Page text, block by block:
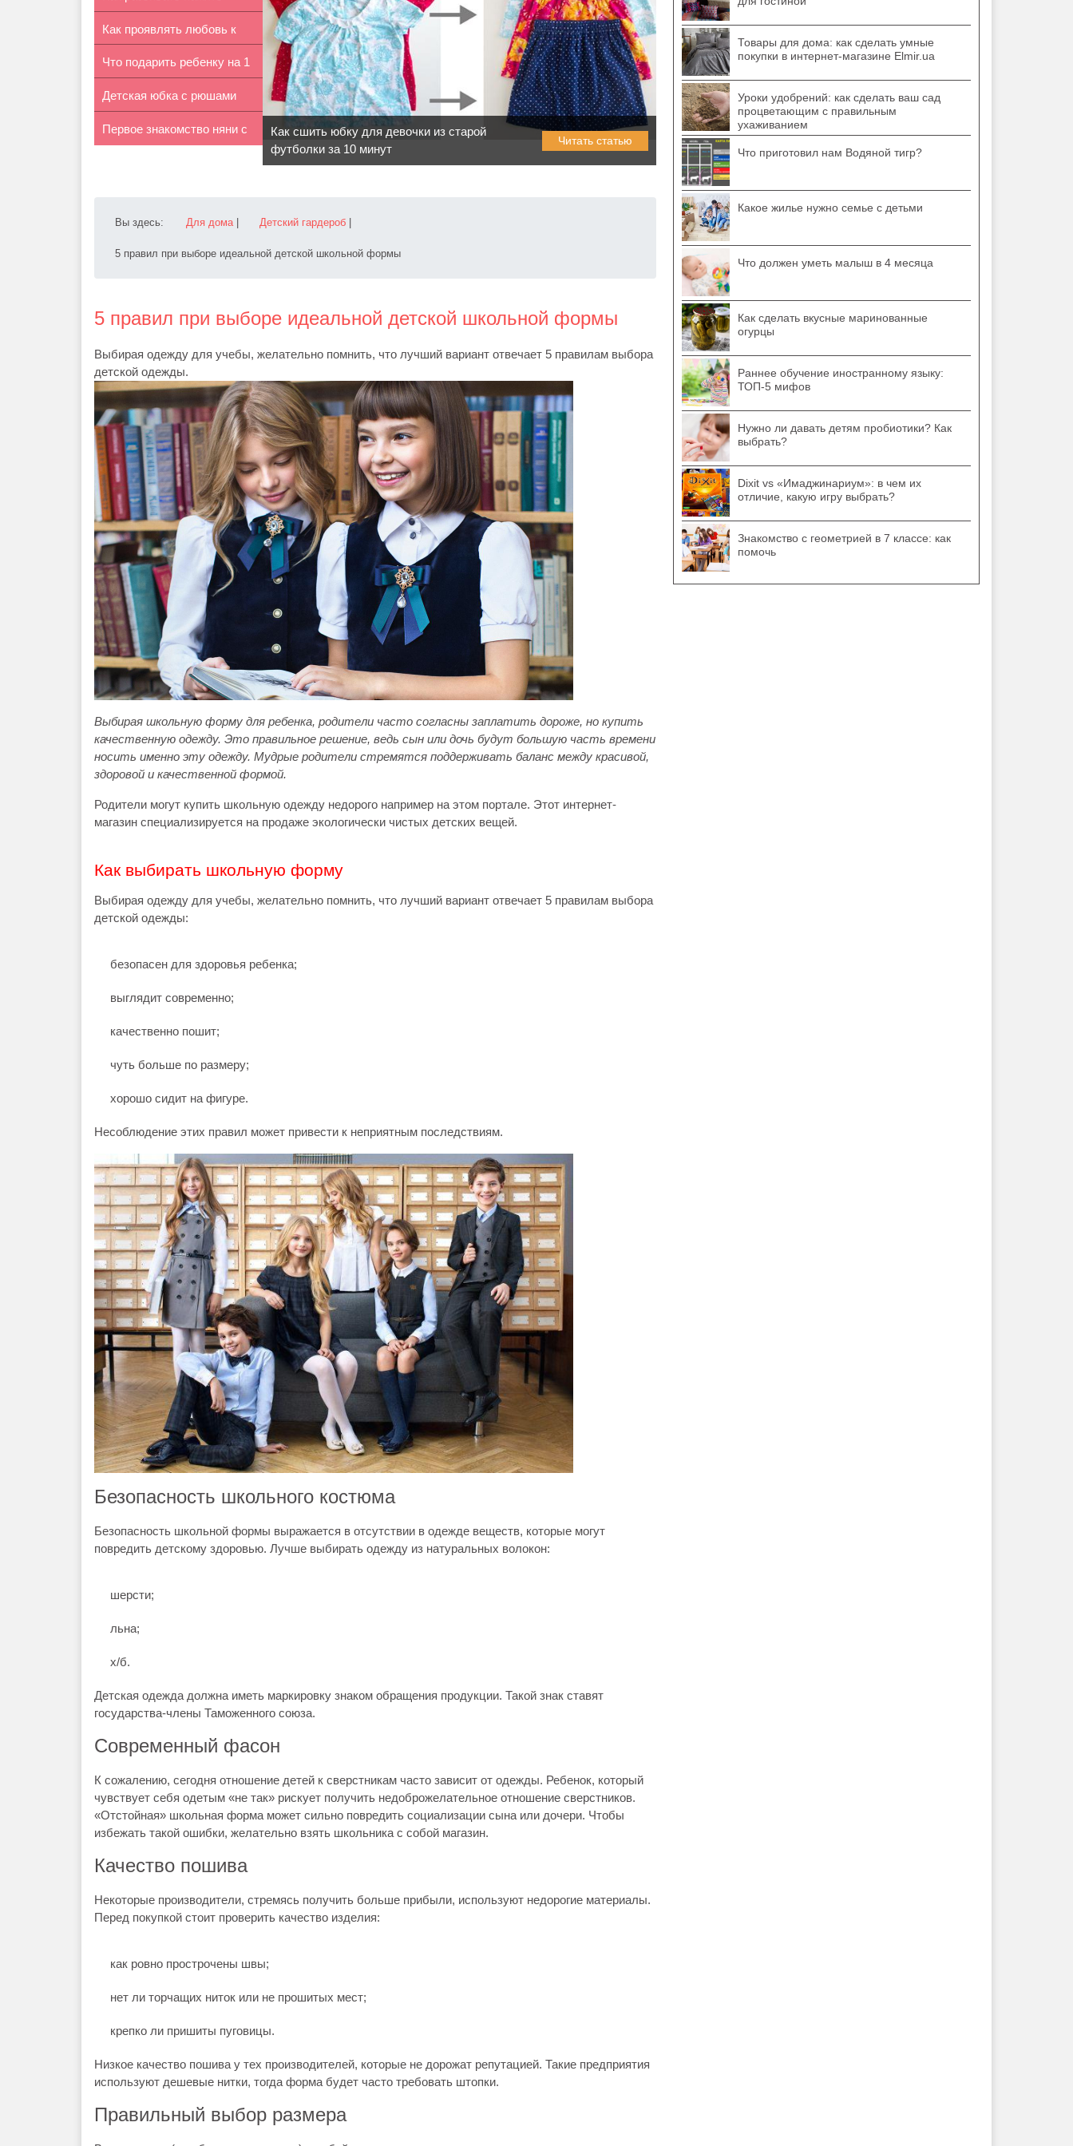
ребенка
Как проявлять любовь к
ребенку
Что подарить ребенку на 1
год
Детская юбка с рюшами
своими ру...
Первое знакомство няни с
Как сшить юбку для девочки из старой
футболки за 10 минут
Читать статью
Вы здесь: Для дома Детский гардероб
5 правил при выборе идеальной детской школьной формы
5 правил при выборе идеальной детской школьной формы
Выбирая одежду для учебы, желательно помнить, что лучший вариант отвечает 5 правилам выбора
детской одежды.
Выбирая школьную форму для ребенка, родители часто согласны заплатить дороже, но купить
качественную одежду. Это правильное решение, ведь сын или дочь будут большую часть времени
носить именно эту одежду. Мудрые родители стремятся поддерживать баланс между красивой,
здоровой и качественной формой.
Родители могут купить школьную одежду недорого например на этом портале. Этот интернет-
магазин специализируется на продаже экологически чистых детских вещей.
Как выбирать школьную форму
Выбирая одежду для учебы, желательно помнить, что лучший вариант отвечает 5 правилам выбора
детской одежды:
безопасен для здоровья ребенка;
выглядит современно;
качественно пошит;
чуть больше по размеру;
хорошо сидит на фигуре.
Несоблюдение этих правил может привести к неприятным последствиям.
Безопасность школьного костюма
Безопасность школьной формы выражается в отсутствии в одежде веществ, которые могут
повредить детскому здоровью. Лучше выбирать одежду из натуральных волокон:
шерсти;
льна;
х/б.
Детская одежда должна иметь маркировку знаком обращения продукции. Такой знак ставят
государства-члены Таможенного союза.
Современный фасон
К сожалению, сегодня отношение детей к сверстникам часто зависит от одежды. Ребенок, который
чувствует себя одетым «не так» рискует получить недоброжелательное отношение сверстников.
«Отстойная» школьная форма может сильно повредить социализации сына или дочери. Чтобы
избежать такой ошибки, желательно взять школьника с собой магазин.
Качество пошива
Некоторые производители, стремясь получить больше прибыли, используют недорогие материалы.
Перед покупкой стоит проверить качество изделия:
как ровно прострочены швы;
нет ли торчащих ниток или не прошитых мест;
крепко ли пришиты пуговицы.
Низкое качество пошива у тех производителей, которые не дорожат репутацией. Такие предприятия
используют дешевые нитки, тогда форма будет часто требовать штопки.
Правильный выбор размера
Товары для дома: как сделать умные
покупки в интернет-магазине Elmir.ua
Уроки удобрений: как сделать ваш сад
процветающим с правильным
ухаживанием
Что приготовил нам Водяной тигр?
Какое жилье нужно семье с детьми
Что должен уметь малыш в 4 месяца
Как сделать вкусные маринованные
огурцы
Раннее обучение иностранному языку:
ТОП-5 мифов
Нужно ли давать детям пробиотики? Как
выбрать?
Dixit vs «Имаджинариум»: в чем их
отличие, какую игру выбрать?
Знакомство с геометрией в 7 классе: как
помочь